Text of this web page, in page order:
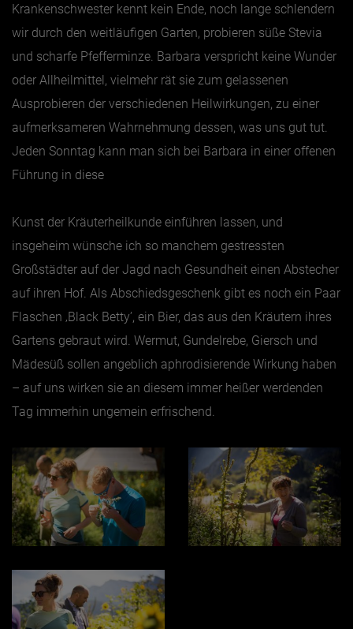
Krankenschwester kennt kein Ende, noch lange schlendern
wir durch den weitläufigen Garten, probieren süße Stevia
und scharfe Pfefferminze. Barbara verspricht keine Wunder
oder Allheilmittel, vielmehr rät sie zum gelassenen
Ausprobieren der verschiedenen Heilwirkungen, zu einer
aufmerksameren Wahrnehmung dessen, was uns gut tut.
Jeden Sonntag kann man sich bei Barbara in einer offenen
Führung in diese
Kunst der Kräuterheilkunde einführen lassen, und
insgeheim wünsche ich so manchem gestressten
Großstädter auf der Jagd nach Gesundheit einen Abstecher
auf ihren Hof. Als Abschiedsgeschenk gibt es noch ein Paar
Flaschen ‚Black Betty’, ein Bier, das aus den Kräutern ihres
Gartens gebraut wird. Wermut, Gundelrebe, Giersch und
Mädesüß sollen angeblich aphrodisierende Wirkung haben
– auf uns wirken sie an diesem immer heißer werdenden
Tag immerhin ungemein erfrischend.